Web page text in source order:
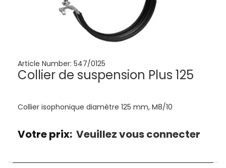
Article Number: 547/0125
Collier de suspension Plus 125
Collier isophonique diamètre 125 mm, M8/10
Votre prix: Veuillez vous connecter